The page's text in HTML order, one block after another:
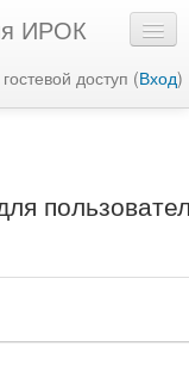
ИРОК
доступ (Вход)